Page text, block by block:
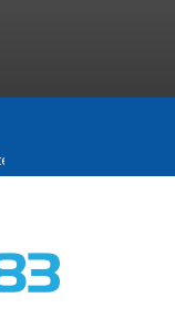
de forêt